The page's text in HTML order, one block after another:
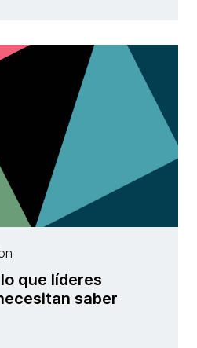
que líderes
saber